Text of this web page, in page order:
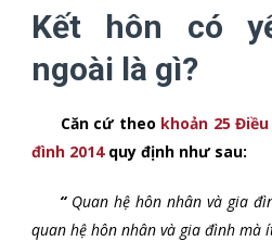
Kết hôn có
ngoài là gì?
Căn cứ theo khoản 25
đình 2014quy định như sau:
“ Quan hệ hôn nhân và gia
quan hệ hôn nhân và gia đình